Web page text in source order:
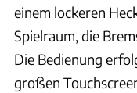
einem lockeren
Spielraum, die
Die Bedienung
großen